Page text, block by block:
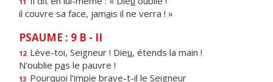
il couvre sa face, jamais il ne verra ! »
PSAUME : 9 B - II
12 Lève-toi, Seigneur ! Dieu, étends la main !
N'oublie pas le pauvre !
13 Pourquoi l'impie brave-t-il le Seigneur